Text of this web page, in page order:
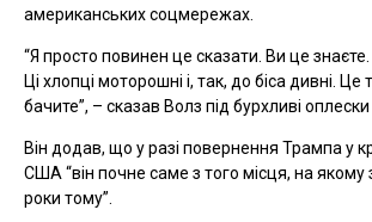
американських соцмережах.
“Я просто повинен це сказати. Ви це знаєте.
Ці хлопці моторошні і, так, до біса дивні. Це
бачите”, – сказав Волз під бурхливі
Він додав, що у разі повернення Трампа у
США “він почне саме з того місця, на якому
роки тому”.